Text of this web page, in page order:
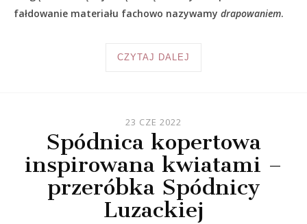
fałdowanie materiału fachowo nazywamy drapowaniem.
CZYTAJ DALEJ
23 CZE 2022
Spódnica kopertowa
inspirowana kwiatami –
przeróbka Spódnicy
Luzackiej